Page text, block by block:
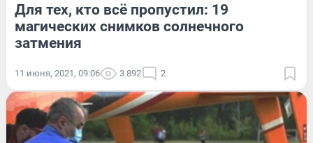
Для тех, кто всё пропустил: 19
магических снимков солнечного
затмения
11 июня, 2021, 09:06 3 892 2